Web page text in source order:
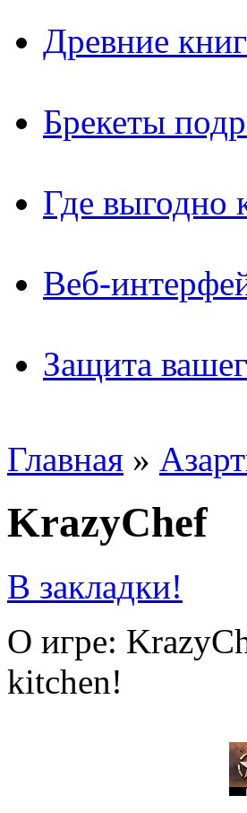
Древние
Брекеты
Где выгодно
Веб-
Защита
Главная »
KrazyChef
В закладки!
О игре:
kitchen!